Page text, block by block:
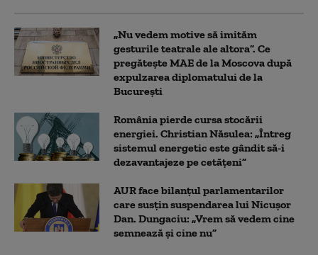
„Nu vedem motive să imităm
gesturile teatrale ale altora”. Ce
pregătește MAE de la Moscova după
expulzarea diplomatului de la
București
România pierde cursa stocării
energiei. Christian Năsulea: „Întreg
sistemul energetic este gândit să-i
dezavantajeze pe cetățeni”
AUR face bilanțul parlamentarilor
care susțin suspendarea lui Nicușor
Dan. Dungaciu: „Vrem să vedem cine
semnează și cine nu”